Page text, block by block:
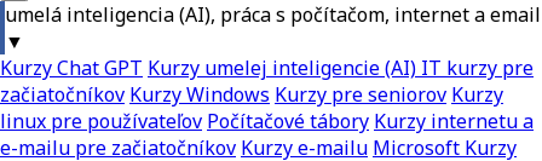
umelá inteligencia (AI), práca s počítačom, internet a email
▼
Kurzy Chat GPT Kurzy umelej inteligencie (AI) IT kurzy pre
začiatočníkov Kurzy Windows Kurzy pre seniorov Kurzy
linux pre používateľov Počítačové tábory Kurzy internetu a
e-mailu pre začiatočníkov Kurzy e-mailu Microsoft Kurzy